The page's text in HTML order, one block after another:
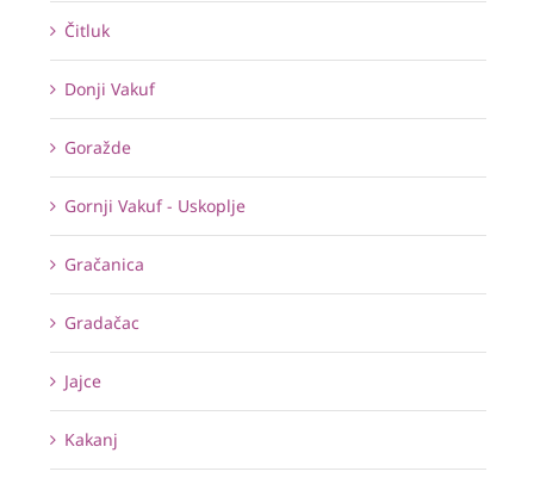
Čitluk
Donji Vakuf
Goražde
Gornji Vakuf - Uskoplje
Gračanica
Gradačac
Jajce
Kakanj